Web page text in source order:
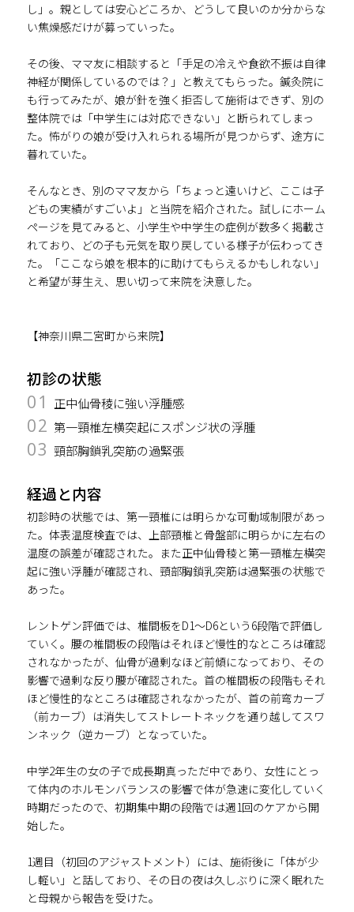
し」。親としては安心どころか、どうして良いのか分からな
い焦燥感だけが募っていった。
その後、ママ友に相談すると「手足の冷えや食欲不振は自律
神経が関係しているのでは？」と教えてもらった。鍼灸院に
も行ってみたが、娘が針を強く拒否して施術はできず、別の
整体院では「中学生には対応できない」と断られてしまっ
た。怖がりの娘が受け入れられる場所が見つからず、途方に
暮れていた。
そんなとき、別のママ友から「ちょっと遠いけど、ここは子
どもの実績がすごいよ」と当院を紹介された。試しにホーム
ページを見てみると、小学生や中学生の症例が数多く掲載さ
れており、どの子も元気を取り戻している様子が伝わってき
た。「ここなら娘を根本的に助けてもらえるかもしれない」
と希望が芽生え、思い切って来院を決意した。
【神奈川県二宮町から来院】
初診の状態
01 正中仙骨稜に強い浮腫感
02 第一頸椎左横突起にスポンジ状の浮腫
03 頸部胸鎖乳突筋の過緊張
経過と内容
初診時の状態では、第一頸椎には明らかな可動域制限があっ
た。体表温度検査では、上部頸椎と骨盤部に明らかに左右の
温度の誤差が確認された。また正中仙骨稜と第一頸椎左横突
起に強い浮腫が確認され、頸部胸鎖乳突筋は過緊張の状態で
あった。
レントゲン評価では、椎間板をD1～D6という6段階で評価し
ていく。腰の椎間板の段階はそれほど慢性的なところは確認
されなかったが、仙骨が過剰なほど前傾になっており、その
影響で過剰な反り腰が確認された。首の椎間板の段階もそれ
ほど慢性的なところは確認されなかったが、首の前弯カーブ
（前カーブ）は消失してストレートネックを通り越してスワ
ンネック（逆カーブ）となっていた。
中学2年生の女の子で成長期真っただ中であり、女性にとっ
て体内のホルモンバランスの影響で体が急速に変化していく
時期だったので、初期集中期の段階では週1回のケアから開
始した。
1週目（初回のアジャストメント）には、施術後に「体が少
し軽い」と話しており、その日の夜は久しぶりに深く眠れた
と母親から報告を受けた。